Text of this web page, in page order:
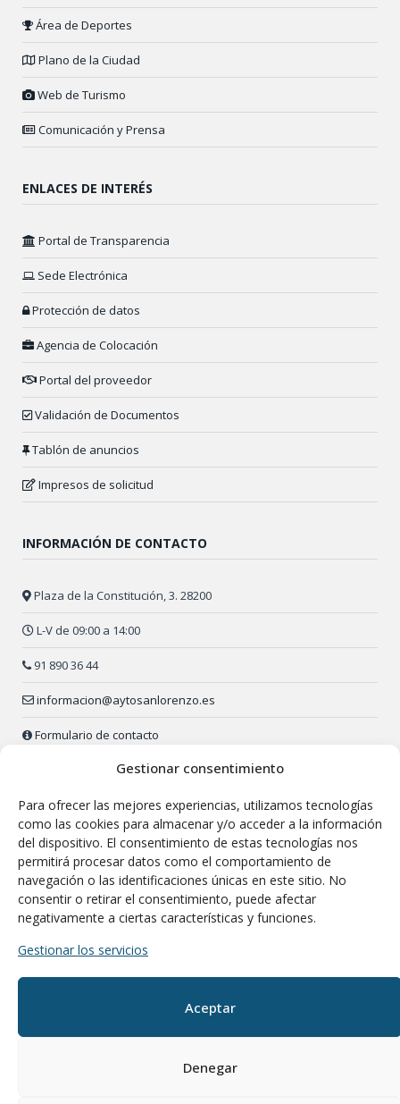
Gestionar consentimiento
Para ofrecer las mejores experiencias, utilizamos tecnologías
como las cookies para almacenar y/o acceder a la información
del dispositivo. El consentimiento de estas tecnologías nos
permitirá procesar datos como el comportamiento de
navegación o las identificaciones únicas en este sitio. No
consentir o retirar el consentimiento, puede afectar
negativamente a ciertas características y funciones.
Gestionar los servicios
Aceptar
Denegar
Área de Deportes
Plano de la Ciudad
Web de Turismo
Comunicación y Prensa
ENLACES DE INTERÉS
Portal de Transparencia
Sede Electrónica
Protección de datos
Agencia de Colocación
Portal del proveedor
Validación de Documentos
Tablón de anuncios
Impresos de solicitud
INFORMACIÓN DE CONTACTO
Plaza de la Constitución, 3. 28200
L-V de 09:00 a 14:00
91 890 36 44
informacion@aytosanlorenzo.es
Formulario de contacto
91 890 52 23 (24 h.)
Envía tu sugerencia o queja
Departamento de Comunicación del M.I.
Ayuntamiento de San Lorenzo de El Escorial